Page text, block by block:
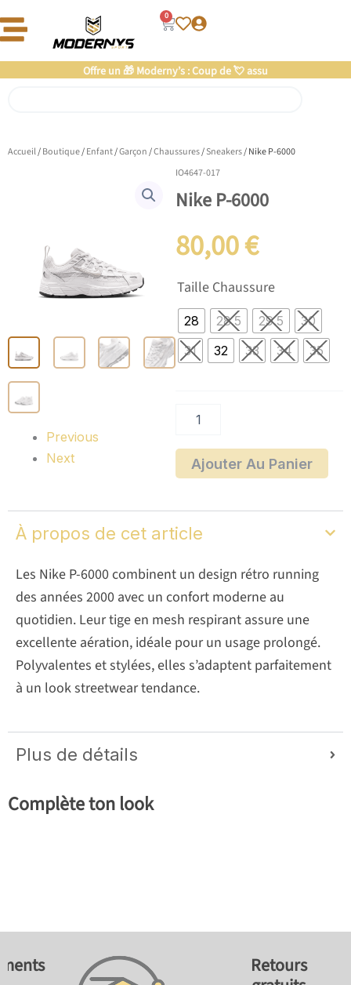
au
0
Panier
Offre un 🎁 Moderny’s : Coup de 💘 assuré
Accueil/Boutique/Enfant/Garçon/Chaussures/Sneakers/ Nike P-6000
Previous
Next
IO4647-017
Nike P-6000
80,00€
Taille Chaussure
28 28.5 29.5
30
31
32 33 34 35
quantité
de
Nike
P-
6000
Ajouter Au Panier
À propos de cet article
Les Nike P-6000 combinent un design rétro running
des années 2000 avec un confort moderne au
quotidien. Leur tige en mesh respirant assure une
excellente aération, idéale pour un usage prolongé.
Polyvalentes et stylées, elles s’adaptent parfaitement
à un look streetwear tendance.
Plus de détails
Complète ton look
Retours